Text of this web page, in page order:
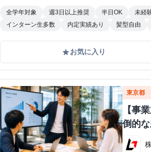
全学年対象 週3日以上推奨 半日OK 未経
インターン生多数
内定実績あり 髪型自由
gradeお気に入り
東京都
【事
倒的